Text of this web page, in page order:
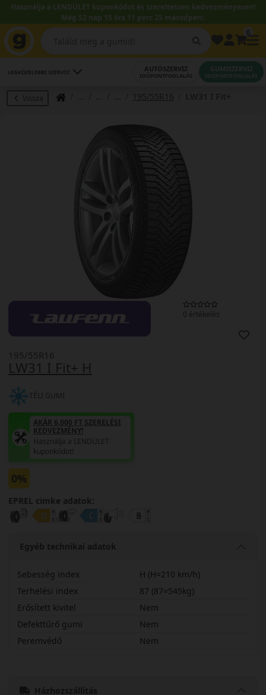
Használja a LENDÜLET kuponkódot és szereltessen kedvezményesen!
Még 52 nap 15 óra 11 perc 25 másodperc.
LEGKÖZELEBBI SZERVIZ AUTÓSZERVIZ
IDŐPONTFOGLALÁS
GUMISZERVIZ
IDŐPONTFOGLALÁS
Vissza 195/55R16
0 értékelés
LW31 I Fit+ H
195/55R16
TÉLI GUMI
AKÁR 6.000 FT SZERELÉSI
KEDVEZMÉNY!
Használja a LENDÜLET
kuponkódot!
0%
EPREL cimke adatok:
Egyéb technikai adatok
Sebesség index
H (H=210 km/h)
Terhelési index
87 (87=545kg)
Erősített kivitel
Nem
Defekttűrő gumi
Nem
Peremvédő
Nem
Házhozszállítás